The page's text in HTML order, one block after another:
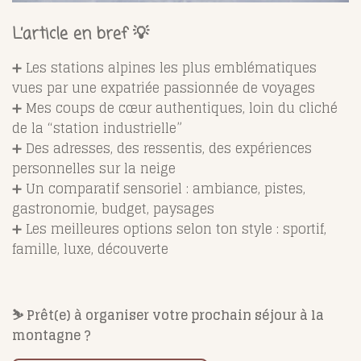
L’article en bref 💡
➕ Les stations alpines les plus emblématiques
vues par une expatriée passionnée de voyages
➕ Mes coups de cœur authentiques, loin du cliché
de la “station industrielle”
➕ Des adresses, des ressentis, des expériences
personnelles sur la neige
➕ Un comparatif sensoriel : ambiance, pistes,
gastronomie, budget, paysages
➕ Les meilleures options selon ton style : sportif,
famille, luxe, découverte
⛷️ Prêt(e) à organiser votre prochain séjour à la
montagne ?